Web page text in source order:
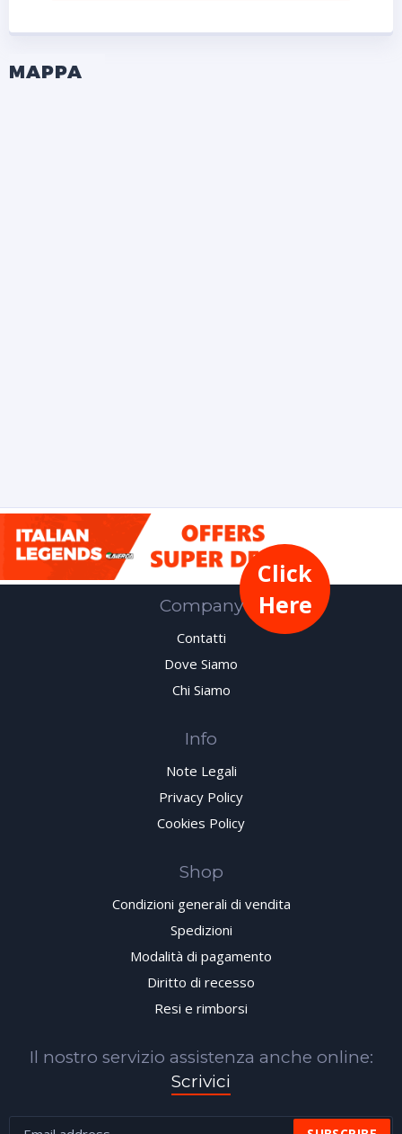
MAPPA
Click
Here
Company
Contatti
Dove Siamo
Chi Siamo
Info
Note Legali
Privacy Policy
Cookies Policy
Shop
Condizioni generali di vendita
Spedizioni
Modalità di pagamento
Diritto di recesso
Resi e rimborsi
Il nostro servizio assistenza anche online:
Scrivici